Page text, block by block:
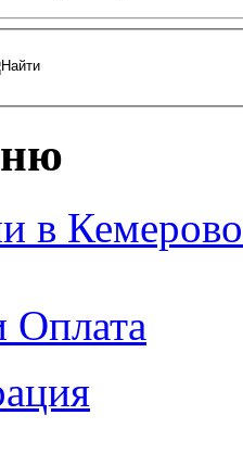
в Кемерово
Оплата